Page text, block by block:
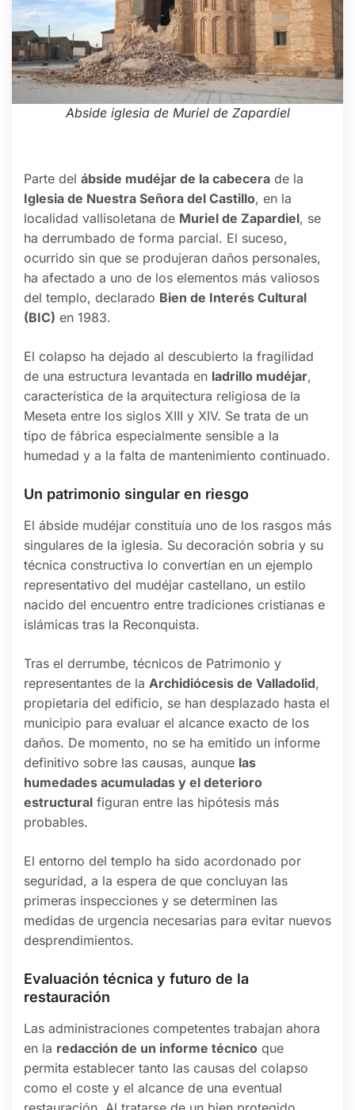
Abside iglesia de Muriel de Zapardiel
Parte del ábside mudéjar de la cabecera de la
Iglesia de Nuestra Señora del Castillo, en la
localidad vallisoletana de Muriel de Zapardiel, se
ha derrumbado de forma parcial. El suceso,
ocurrido sin que se produjeran daños personales,
ha afectado a uno de los elementos más valiosos
del templo, declarado Bien de Interés Cultural
(BIC) en 1983.
El colapso ha dejado al descubierto la fragilidad
de una estructura levantada en ladrillo mudéjar,
característica de la arquitectura religiosa de la
Meseta entre los siglos XIII y XIV. Se trata de un
tipo de fábrica especialmente sensible a la
humedad y a la falta de mantenimiento continuado.
Un patrimonio singular en riesgo
El ábside mudéjar constituía uno de los rasgos más
singulares de la iglesia. Su decoración sobria y su
técnica constructiva lo convertían en un ejemplo
representativo del mudéjar castellano, un estilo
nacido del encuentro entre tradiciones cristianas e
islámicas tras la Reconquista.
Tras el derrumbe, técnicos de Patrimonio y
representantes de la Archidiócesis de Valladolid,
propietaria del edificio, se han desplazado hasta el
municipio para evaluar el alcance exacto de los
daños. De momento, no se ha emitido un informe
definitivo sobre las causas, aunque las
humedades acumuladas y el deterioro
estructural figuran entre las hipótesis más
probables.
El entorno del templo ha sido acordonado por
seguridad, a la espera de que concluyan las
primeras inspecciones y se determinen las
medidas de urgencia necesarias para evitar nuevos
desprendimientos.
Evaluación técnica y futuro de la
restauración
Las administraciones competentes trabajan ahora
en la redacción de un informe técnico que
permita establecer tanto las causas del colapso
como el coste y el alcance de una eventual